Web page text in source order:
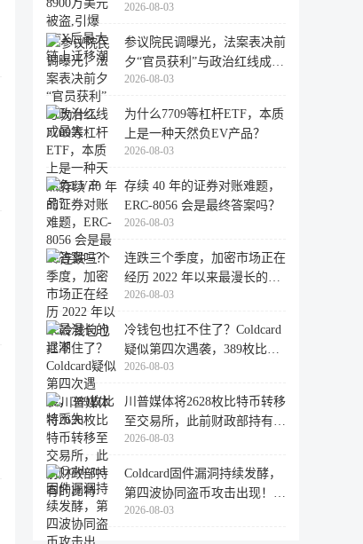
迁移潮
2026-08-03
参议院民调曝光，法案表决前
夕“官员获利”与政治红线成最
大
2026-08-03
为什么7709等杠杆ETF，本质
上是一种天然负EV产品？
2026-08-03
存续 40 年的证券对账难题，
ERC-8056 会是最终答案吗？
2026-08-03
连跌三个季度，加密市场正在
经历 2022 年以来最漫长的退
潮
2026-08-03
冷钱包也扛不住了？Coldcard
疑似第四次遇袭，389枚比特
币失
2026-08-03
川普媒体将2628枚比特币转移
至交易所，此前财政部持有的
比特
2026-08-03
Coldcard固件漏洞持续发酵，
第四波协同盗币攻击出现！
462个
2026-08-03